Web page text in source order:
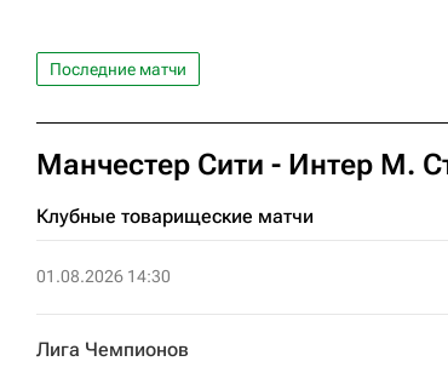
Последние матчи
Манчестер Сити - Интер М.
Клубные товарищеские матчи
01.08.2026 14:30
Лига Чемпионов